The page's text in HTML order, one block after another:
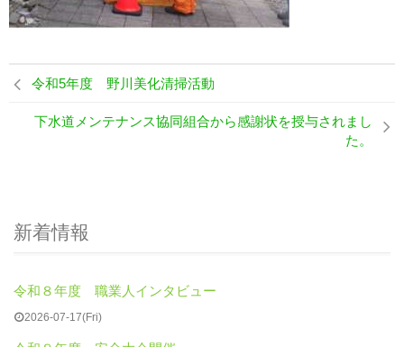
令和5年度 野川美化清掃活動
下水道メンテナンス協同組合から感謝状を授与されまし
た。
新着情報
令和８年度 職業人インタビュー
2026-07-17(Fri)